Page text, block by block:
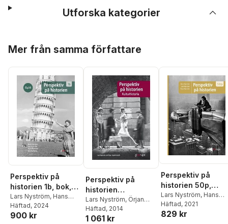
Utforska kategorier
Mer från samma författare
Perspektiv på
historien 1b, bok,
Gy25
Lars Nyström, Hans
Nyström,Örjan
Nyström,
Häftad, 2024
900 kr
Perspektiv på
historien
Kulturhistoria
Lars Nyström, Örjan
Nyström
Häftad, 2014
1 061 kr
Perspektiv på
historien 50p,
elevbok
Lars Nyström, Hans
Nyström,Örjan
Häftad, 2021
829 kr